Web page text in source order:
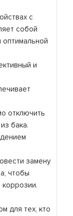
с
собой
и
отключить
бака.
замену
чтобы
для тех, кто